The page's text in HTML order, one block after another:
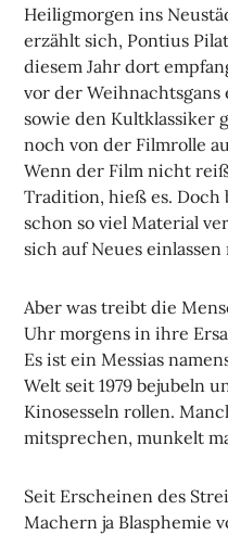
Heiligmorgen ins
erzählt sich, Pontius
diesem Jahr dort
vor der
sowie den Kultklassiker
noch von der Filmrolle
Wenn der Film nicht
Tradition, hieß es. Doch
schon so viel Material
sich auf Neues einlassen
Aber was treibt die
Uhr morgens in ihre
Es ist ein Messias
Welt seit 1979 bejubeln
Kinosesseln rollen.
mitsprechen, munkelt
Seit Erscheinen des
Machern ja Blasphemie